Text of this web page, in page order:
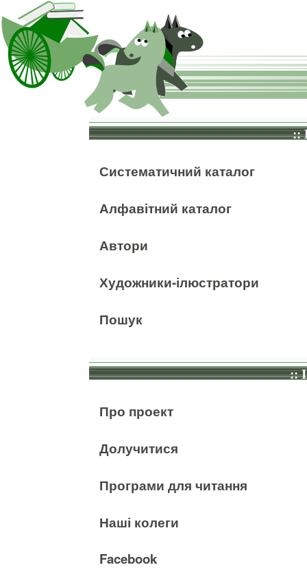
::
Систематичний каталог
Алфавітний каталог
Автори
Художники-ілюстратори
Пошук
::
Про проект
Долучитися
Програми для читання
Наші колеги
Facebook